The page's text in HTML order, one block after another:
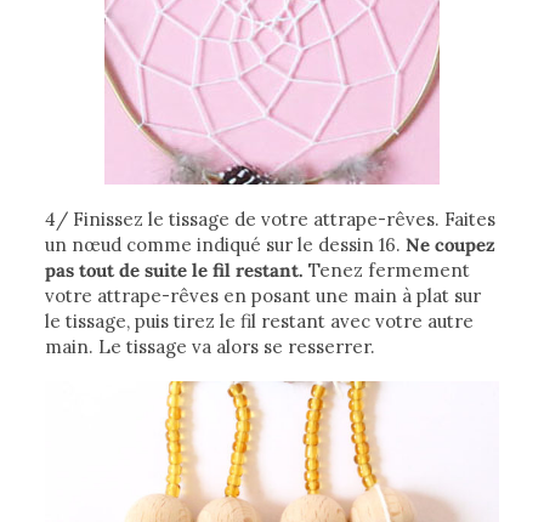
4/ Finissez le tissage de votre attrape-rêves. Faites
un nœud comme indiqué sur le dessin 16.Ne coupez
pas tout de suite le fil restant.Tenez fermement
votre attrape-rêves en posant une main à plat sur
le tissage, puis tirez le fil restant avec votre autre
main. Le tissage va alors se resserrer.